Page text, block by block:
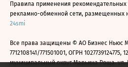
Правила применения рекомендательных
рекламно-обменной сети, размещенных
24smi
Все права защищены © АО Бизнес Ньюс
7712108141/771501001, ОГРН 1027739124775,
муниципальный округ Марьина Роща, ул.